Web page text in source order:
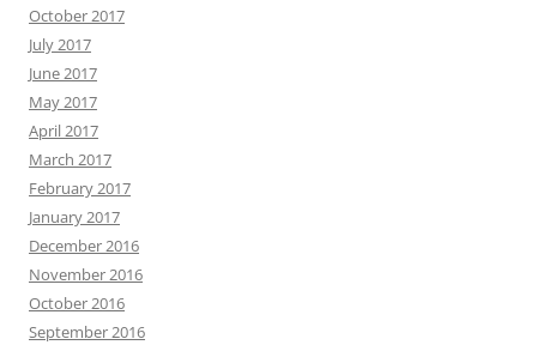
October 2017
July 2017
June 2017
May 2017
April 2017
March 2017
February 2017
January 2017
December 2016
November 2016
October 2016
September 2016